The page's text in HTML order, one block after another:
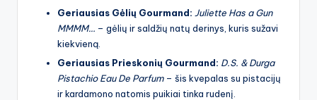
Geriausias Gėlių Gourmand: Juliette Has a Gun
MMMM… – gėlių ir saldžių natų derinys, kuris sužavi
kiekvieną.
Geriausias Prieskonių Gourmand: D.S. & Durga
Pistachio Eau De Parfum– šis kvepalas su pistacijų
ir kardamono natomis puikiai tinka rudenį.